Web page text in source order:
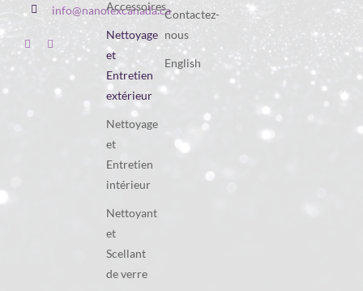
info@nanolexcanada.ca
Accessoires
Nettoyage
et
Entretien
extérieur
Nettoyage
et
Entretien
intérieur
Nettoyant
et
Scellant
de verre
Contactez-
nous
English